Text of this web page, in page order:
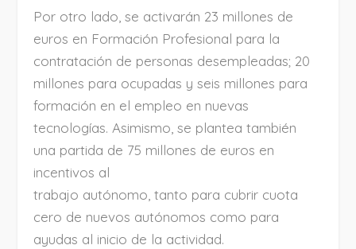
Por otro lado, se activarán 23 millones de
euros en Formación Profesional para la
contratación de personas desempleadas; 20
millones para ocupadas y seis millones para
formación en el empleo en nuevas
tecnologías. Asimismo, se plantea también
una partida de 75 millones de euros en
incentivos al
trabajo autónomo, tanto para cubrir cuota
cero de nuevos autónomos como para
ayudas al inicio de la actividad.